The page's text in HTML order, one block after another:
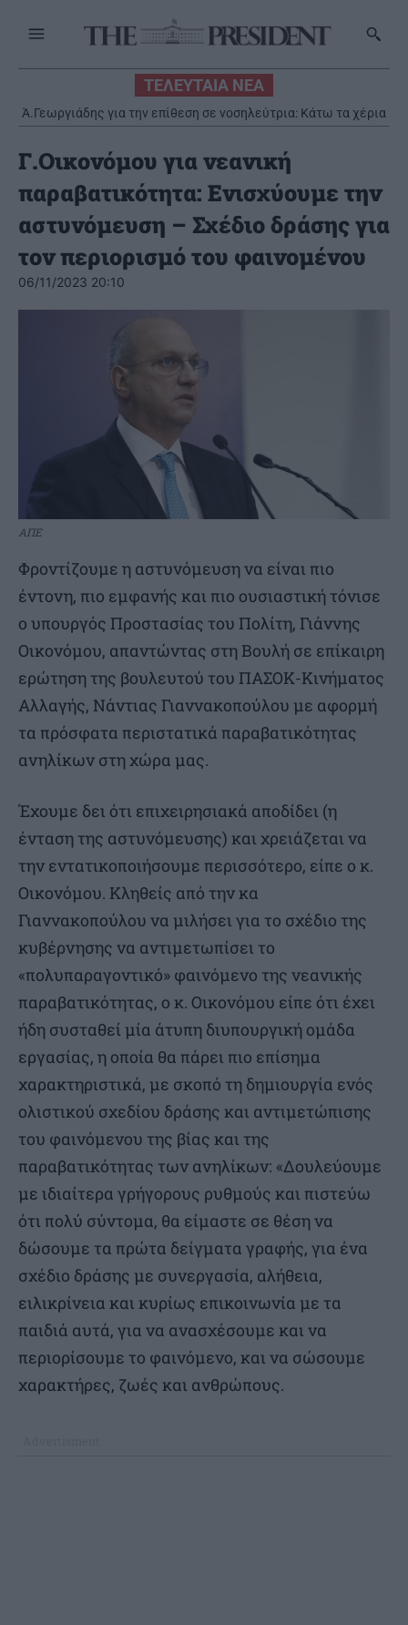
ΤΕΛΕΥΤΑΙΑ ΝΕΑ
Ά.Γεωργιάδης για την επίθεση σε νοσηλεύτρια: Κάτω τα χέρια
από το προσωπικό του ΕΣΥ
Γ.Οικονόμου για νεανική
παραβατικότητα: Ενισχύουμε την
αστυνόμευση – Σχέδιο δράσης για
τον περιορισμό του φαινομένου
06/11/2023 20:10
ΑΠΕ
Φροντίζουμε η αστυνόμευση να είναι πιο
έντονη, πιο εμφανής και πιο ουσιαστική τόνισε
ο υπουργός Προστασίας του Πολίτη, Γιάννης
Οικονόμου, απαντώντας στη Βουλή σε επίκαιρη
ερώτηση της βουλευτού του ΠΑΣΟΚ-Κινήματος
Αλλαγής, Νάντιας Γιαννακοπούλου με αφορμή
τα πρόσφατα περιστατικά παραβατικότητας
ανηλίκων στη χώρα μας.
Έχουμε δει ότι επιχειρησιακά αποδίδει (η
ένταση της αστυνόμευσης) και χρειάζεται να
την εντατικοποιήσουμε περισσότερο, είπε ο κ.
Οικονόμου. Κληθείς από την κα
Γιαννακοπούλου να μιλήσει για το σχέδιο της
κυβέρνησης να αντιμετωπίσει το
«πολυπαραγοντικό» φαινόμενο της νεανικής
παραβατικότητας, ο κ. Οικονόμου είπε ότι έχει
ήδη συσταθεί μία άτυπη διυπουργική ομάδα
εργασίας, η οποία θα πάρει πιο επίσημα
χαρακτηριστικά, με σκοπό τη δημιουργία ενός
ολιστικού σχεδίου δράσης και αντιμετώπισης
του φαινόμενου της βίας και της
παραβατικότητας των ανηλίκων: «Δουλεύουμε
με ιδιαίτερα γρήγορους ρυθμούς και πιστεύω
ότι πολύ σύντομα, θα είμαστε σε θέση να
δώσουμε τα πρώτα δείγματα γραφής, για ένα
σχέδιο δράσης με συνεργασία, αλήθεια,
ειλικρίνεια και κυρίως επικοινωνία με τα
παιδιά αυτά, για να ανασχέσουμε και να
περιορίσουμε το φαινόμενο, και να σώσουμε
χαρακτήρες, ζωές και ανθρώπους.